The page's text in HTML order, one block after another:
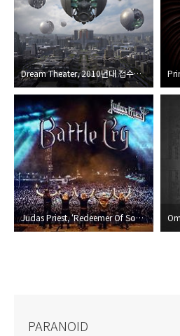
Dream Theater, 2010년대 접수해가는 드림 씨어터, 13번째 앨범 [The Astonishing]
Judas Priest, ‘Redeemer Of Souls Tour’의 마지막을 담은 실황음반 공개
PARANOID